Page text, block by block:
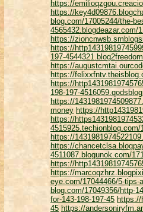
https://
https://
blog.com/17005244/the-
4565432.blogdeazar.com/
https://
https://
197-
https://
https://
https://
198-197-
https://
money https://
https://
https://
https://
4511087.blogunok.com/
https://
https://
eye.com/17044466/5-tips-
blog.com/17049356/http-
for-143-198-197-45 https://
45 https://